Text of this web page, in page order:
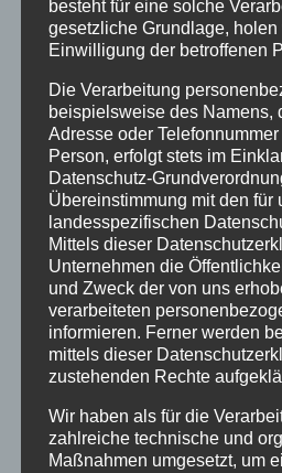
Ferienwohnungen
Ferienwohnung 1
Ferienwohnung 2
Ferienwohnung 3
Ferienwohnung 4
Ferienwohnung 5
Ferienzimmer 6
Verfügbarkeiten
Online Buchung
Blog
Kontakt
FAQs
Reise Versicherung
besteht für eine solche
gesetzliche Grundlage,
Einwilligung der betroffenen
Die Verarbeitung
beispielsweise des Namens,
Adresse oder
Person, erfolgt stets im
Datenschutz-
Übereinstimmung mit den für
landesspezifischen
Mittels dieser
Unternehmen die
und Zweck der von uns
verarbeiteten
informieren. Ferner werden
mittels dieser
zustehenden Rechte
Wir haben als für die
zahlreiche technische und
Maßnahmen umgesetzt, um